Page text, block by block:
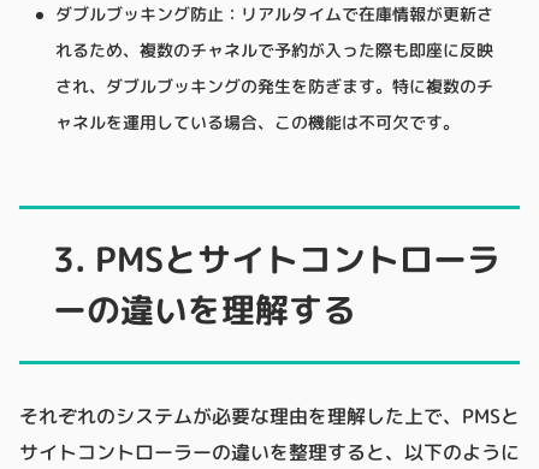
ダブルブッキング防止：リアルタイムで在庫情報が更新さ
れるため、複数のチャネルで予約が入った際も即座に反映
され、ダブルブッキングの発生を防ぎます。特に複数のチ
ャネルを運用している場合、この機能は不可欠です。
3. PMSとサイトコントローラ
ーの違いを理解する
それぞれのシステムが必要な理由を理解した上で、PMSと
サイトコントローラーの違いを整理すると、以下のように